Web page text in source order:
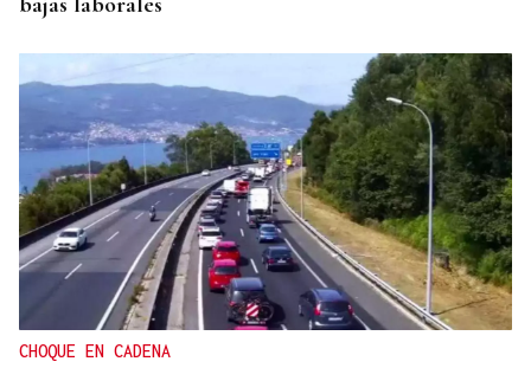
CHOQUE EN CADENA